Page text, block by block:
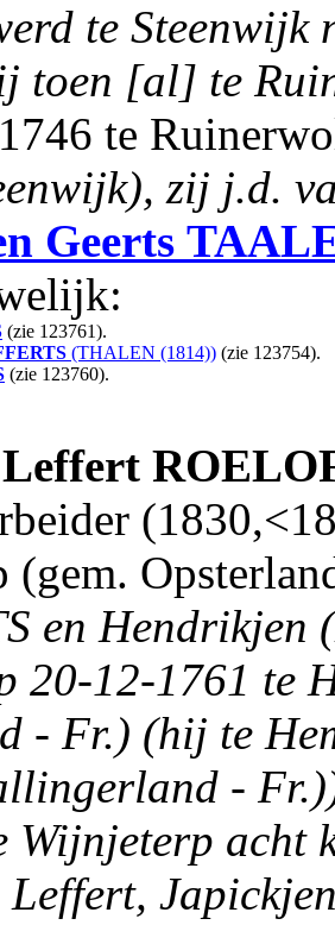
te Steenwijk
toen [al] te
te
zij j.d.
Geerts
(zie 123761).
(THALEN (1814)) (zie 123754).
(zie 123760).
Leffert
(gem.
en Hendrikjen
20-12-1761 te
- Fr.) (hij te
-
Wijnjeterp acht
Leffert,